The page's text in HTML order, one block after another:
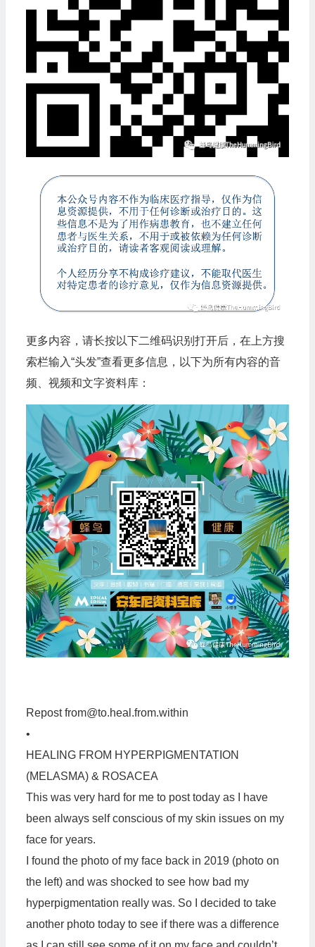
更多内容，请长按以下二维码识别打开后，在上方搜
索栏输入“头发”查看更多信息，以下为所有内容的音
频、视频和文字资料库：
Repost from@to.heal.from.within
•
HEALING FROM HYPERPIGMENTATION
(MELASMA) & ROSACEA
This was very hard for me to post today as I have
been always self conscious of my skin issues on my
face for years.
I found the photo of my face back in 2019 (photo on
the left) and was shocked to see how bad my
hyperpigmentation really was. So I decided to take
another photo today to see if there was a difference